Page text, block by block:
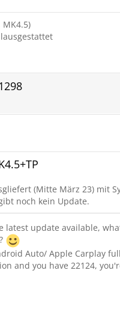
MK4.5)
(Mitte März 23) mit
noch kein Update.
latest update available,
Auto/ Apple Carplay
and you have 22124,